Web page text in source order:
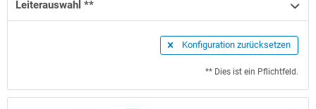
Leiterauswahl **
Konfiguration zurücksetzen
** Dies ist ein Pflichtfeld.